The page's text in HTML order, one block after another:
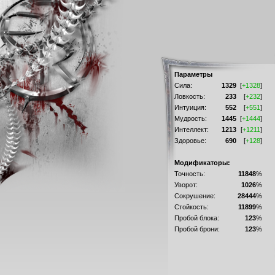
Параметры
Сила:
1329 [+1328]
Ловкость:
233 [+232]
Интуиция:
552 [+551]
Мудрость:
1445 [+1444]
Интеллект:
1213 [+1211]
Здоровье:
690 [+128]
Модификаторы:
Точность:
11848%
Уворот:
1026%
Сокрушение:
28444%
Стойкость:
11899%
Пробой блока:
123%
Пробой брони:
123%